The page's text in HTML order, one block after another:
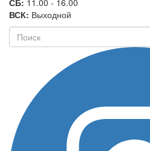
ВСК: Выходной